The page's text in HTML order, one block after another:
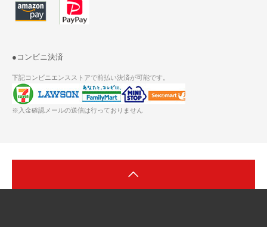
●コンビニ決済
下記コンビニエンスストアで前払い決済が可能です。
※入金確認メールの送信は行っておりません